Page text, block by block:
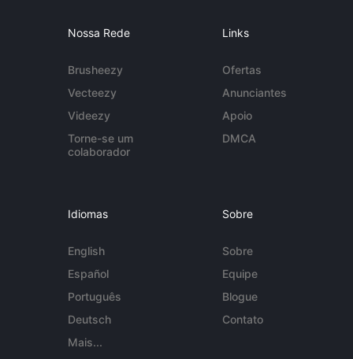
Nossa Rede
Brusheezy
Vecteezy
Videezy
Torne-se um
colaborador
Links
Ofertas
Anunciantes
Apoio
DMCA
Idiomas
English
Español
Português
Deutsch
Mais...
Sobre
Sobre
Equipe
Blogue
Contato